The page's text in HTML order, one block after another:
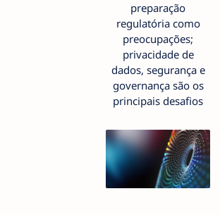
preparação
regulatória como
preocupações;
privacidade de
dados, segurança e
governança são os
principais desafios